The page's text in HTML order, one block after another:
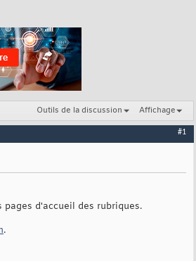
Outils de la discussion Affichage
#1
d'accueil des rubriques.
.